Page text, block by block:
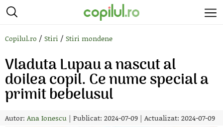
Copilul.ro / Stiri / Stiri mondene
Vladuta Lupau a nascut al
doilea copil. Ce nume special a
primit bebelusul
Autor: Ana Ionescu | Publicat: 2024-07-09 | Actualizat: 2024-07-09